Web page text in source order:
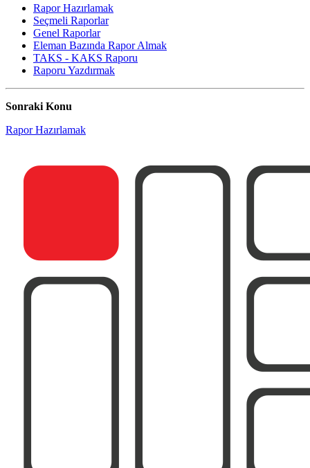
Rapor Hazırlamak
Seçmeli Raporlar
Genel Raporlar
Eleman Bazında Rapor Almak
TAKS - KAKS Raporu
Raporu Yazdırmak
Sonraki Konu
Rapor Hazırlamak